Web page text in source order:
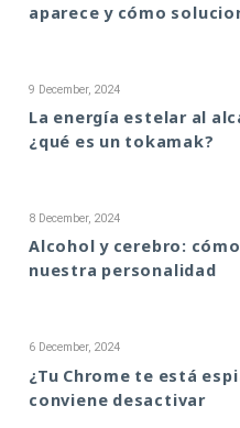
aparece y cómo
9 December, 2024
La energía estelar al
¿qué es un tokamak?
8 December, 2024
Alcohol y cerebro:
nuestra personalidad
6 December, 2024
¿Tu Chrome te está
conviene desactivar